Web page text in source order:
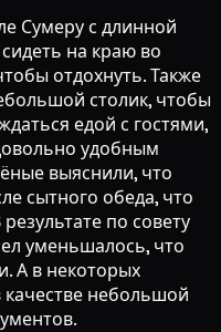
Сумеру с длинной
на краю во
отдохнуть. Также
столик, чтобы
едой с гостями,
удобным
выяснили, что
сытного обеда, что
по совету
уменьшалось, что
А в некоторых
качестве небольшой